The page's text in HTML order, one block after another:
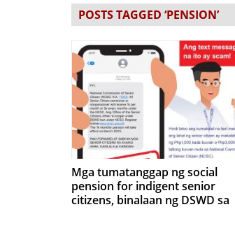
POSTS TAGGED ‘PENSION’
Mga tumatanggap ng social
pension for indigent senior
citizens, binalaan ng DSWD sa